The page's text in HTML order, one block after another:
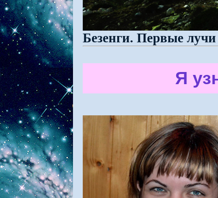
Безенги. Первые
Я